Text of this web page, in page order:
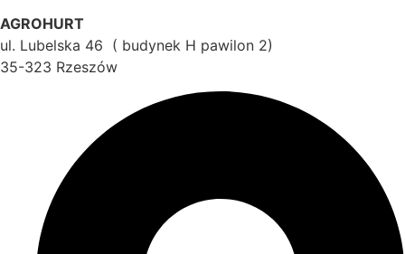
AGROHURT
ul. Lubelska 46 ( budynek H pawilon 2)
35-323 Rzeszów